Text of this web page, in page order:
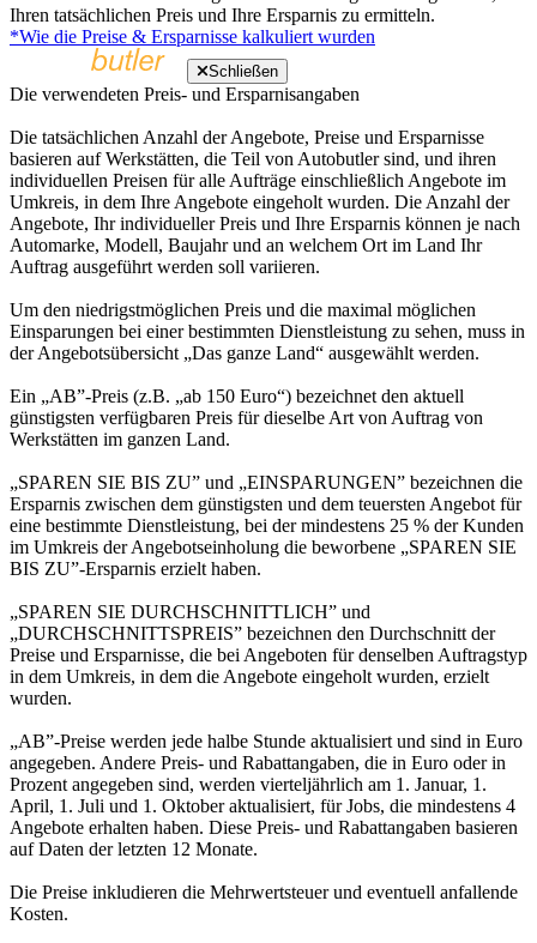
Ihren tatsächlichen Preis und Ihre Ersparnis zu ermitteln.
*Wie die Preise & Ersparnisse kalkuliert wurden
Schließen
Die verwendeten Preis- und Ersparnisangaben
Die tatsächlichen Anzahl der Angebote, Preise und Ersparnisse
basieren auf Werkstätten, die Teil von Autobutler sind, und ihren
individuellen Preisen für alle Aufträge einschließlich Angebote im
Umkreis, in dem Ihre Angebote eingeholt wurden. Die Anzahl der
Angebote, Ihr individueller Preis und Ihre Ersparnis können je nach
Automarke, Modell, Baujahr und an welchem Ort im Land Ihr
Auftrag ausgeführt werden soll variieren.
Um den niedrigstmöglichen Preis und die maximal möglichen
Einsparungen bei einer bestimmten Dienstleistung zu sehen, muss in
der Angebotsübersicht „Das ganze Land“ ausgewählt werden.
Ein „AB”-Preis (z.B. „ab 150 Euro“) bezeichnet den aktuell
günstigsten verfügbaren Preis für dieselbe Art von Auftrag von
Werkstätten im ganzen Land.
„SPAREN SIE BIS ZU” und „EINSPARUNGEN” bezeichnen die
Ersparnis zwischen dem günstigsten und dem teuersten Angebot für
eine bestimmte Dienstleistung, bei der mindestens 25 % der Kunden
im Umkreis der Angebotseinholung die beworbene „SPAREN SIE
BIS ZU”-Ersparnis erzielt haben.
„SPAREN SIE DURCHSCHNITTLICH” und
„DURCHSCHNITTSPREIS” bezeichnen den Durchschnitt der
Preise und Ersparnisse, die bei Angeboten für denselben Auftragstyp
in dem Umkreis, in dem die Angebote eingeholt wurden, erzielt
wurden.
„AB”-Preise werden jede halbe Stunde aktualisiert und sind in Euro
angegeben. Andere Preis- und Rabattangaben, die in Euro oder in
Prozent angegeben sind, werden vierteljährlich am 1. Januar, 1.
April, 1. Juli und 1. Oktober aktualisiert, für Jobs, die mindestens 4
Angebote erhalten haben. Diese Preis- und Rabattangaben basieren
auf Daten der letzten 12 Monate.
Die Preise inkludieren die Mehrwertsteuer und eventuell anfallende
Kosten.